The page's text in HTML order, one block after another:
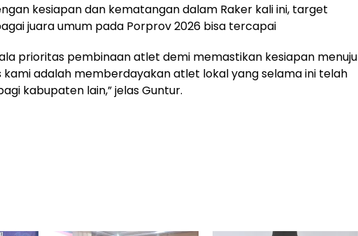
kesiapan dan kematangan dalam Raker kali ini, target
juara umum pada Porprov 2026 bisa tercapai
prioritas pembinaan atlet demi memastikan kesiapan menuju
kami adalah memberdayakan atlet lokal yang selama ini telah
kabupaten lain,” jelas Guntur.